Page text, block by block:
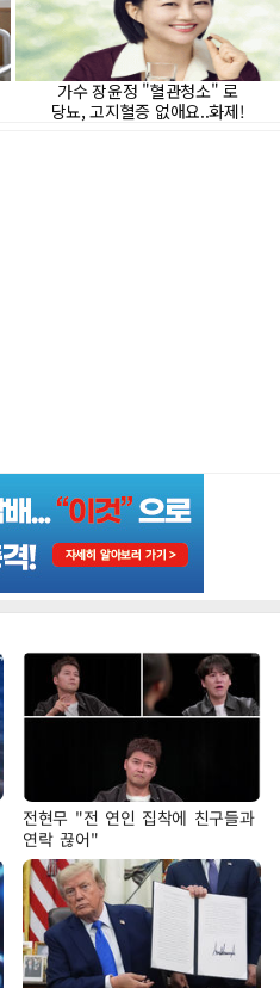
전현무 "전 연인 집착에 친구들과
연락 끊어"